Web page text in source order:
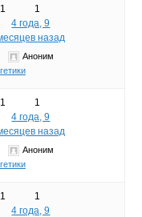
1
1
4 года, 9
назад
Аноним
1
1
4 года, 9
назад
Аноним
1
1
4 года, 9